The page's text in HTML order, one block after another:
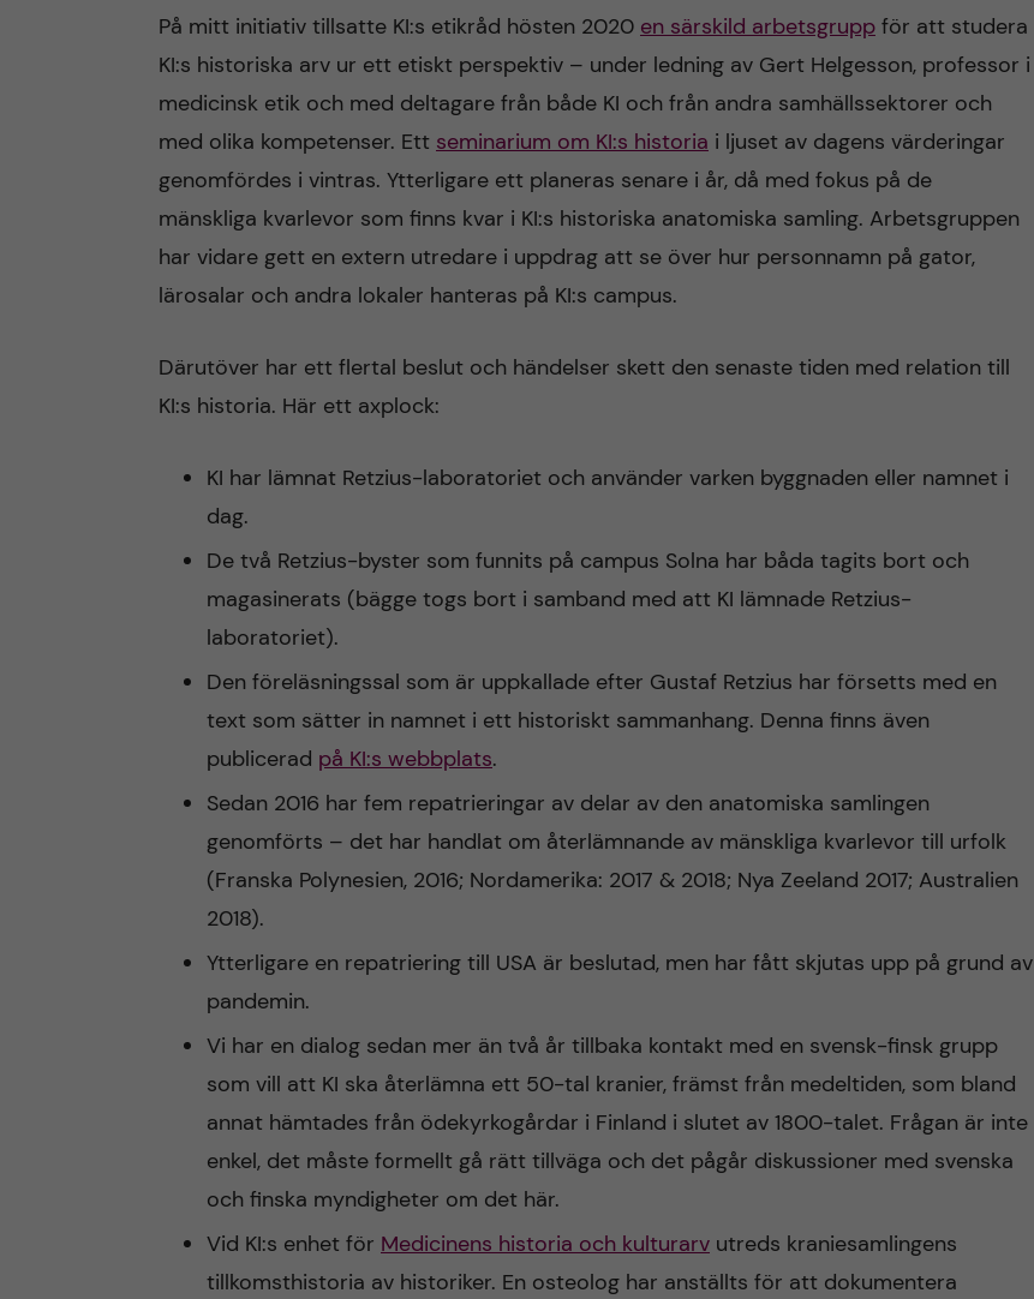
På mitt initiativ tillsatte KI:s etikråd hösten 2020 en särskild arbetsgrupp för att studera
KI:s historiska arv ur ett etiskt perspektiv – under ledning av Gert Helgesson, professor i
medicinsk etik och med deltagare från både KI och från andra samhällssektorer och
med olika kompetenser. Ett seminarium om KI:s historia i ljuset av dagens värderingar
genomfördes i vintras. Ytterligare ett planeras senare i år, då med fokus på de
mänskliga kvarlevor som finns kvar i KI:s historiska anatomiska samling. Arbetsgruppen
har vidare gett en extern utredare i uppdrag att se över hur personnamn på gator,
lärosalar och andra lokaler hanteras på KI:s campus.
Därutöver har ett flertal beslut och händelser skett den senaste tiden med relation till
KI:s historia. Här ett axplock:
KI har lämnat Retzius-laboratoriet och använder varken byggnaden eller namnet i
dag.
De två Retzius-byster som funnits på campus Solna har båda tagits bort och
magasinerats (bägge togs bort i samband med att KI lämnade Retzius-
laboratoriet).
Den föreläsningssal som är uppkallade efter Gustaf Retzius har försetts med en
text som sätter in namnet i ett historiskt sammanhang. Denna finns även
publicerad på KI:s webbplats.
Sedan 2016 har fem repatrieringar av delar av den anatomiska samlingen
genomförts – det har handlat om återlämnande av mänskliga kvarlevor till urfolk
(Franska Polynesien, 2016; Nordamerika: 2017 & 2018; Nya Zeeland 2017; Australien
2018).
Ytterligare en repatriering till USA är beslutad, men har fått skjutas upp på grund av
pandemin.
Vi har en dialog sedan mer än två år tillbaka kontakt med en svensk-finsk grupp
som vill att KI ska återlämna ett 50-tal kranier, främst från medeltiden, som bland
annat hämtades från ödekyrkogårdar i Finland i slutet av 1800-talet. Frågan är inte
enkel, det måste formellt gå rätt tillväga och det pågår diskussioner med svenska
och finska myndigheter om det här.
Vid KI:s enhet för Medicinens historia och kulturarv utreds kraniesamlingens
tillkomsthistoria av historiker. En osteolog har anställts för att dokumentera